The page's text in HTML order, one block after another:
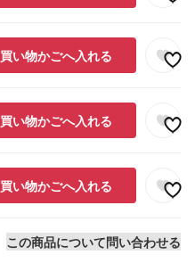
買い物かごへ入れる
買い物かごへ入れる
買い物かごへ入れる
この商品について問い合わせる